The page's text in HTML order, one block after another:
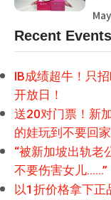
Recent Events
IB成绩超牛！只
开放日！
送20对门票！新
的娃玩到不要回家
“被新加坡出轨老
不要伤害女儿……”
以1折价格拿下正